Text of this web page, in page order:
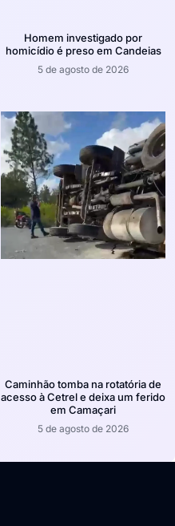
Homem investigado por
homicídio é preso em Candeias
5 de agosto de 2026
Caminhão tomba na rotatória de
acesso à Cetrel e deixa um ferido
em Camaçari
5 de agosto de 2026